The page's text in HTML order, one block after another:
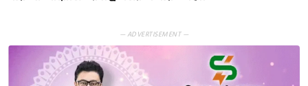
— ADVERTISEMENT —